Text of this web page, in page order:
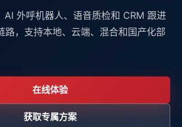
AI 外呼机器人、语音质检和 CRM 跟进
路，支持本地、云端、混合和国产化部
在线体验
获取专属方案